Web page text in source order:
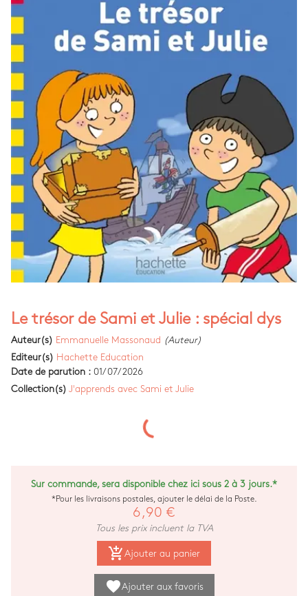
Le trésor de Sami et Julie : spécial dys
Auteur(s) Emmanuelle Massonaud (Auteur)
Editeur(s) Hachette Education
Date de parution : 01/07/2026
Collection(s) J'apprends avec Sami et Julie
Sur commande, sera disponible chez ici sous 2 à 3 jours.*
*Pour les livraisons postales, ajouter le délai de la Poste.
6,90 €
Tous les prix incluent la TVA
add_shopping_cart Ajouter au panier
favoriteAjouter aux favoris